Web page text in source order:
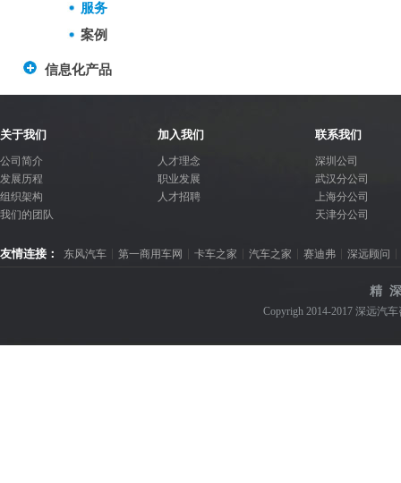
服务
案例
信息化产品
关于我们
公司简介
发展历程
组织架构
我们的团队
加入我们
人才理念
职业发展
人才招聘
联系我们
深圳公司
武汉分公司
上海分公司
天津分公司
友情连接： 东风汽车 第一商用车网 卡车之家 汽车之家 赛迪弗 深远顾问
精
Copyrigh 2014-2017 深远汽